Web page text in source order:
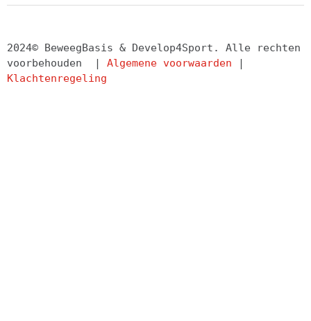
2024© BeweegBasis & Develop4Sport. Alle rechten
voorbehouden  | Algemene voorwaarden
Klachtenregeling